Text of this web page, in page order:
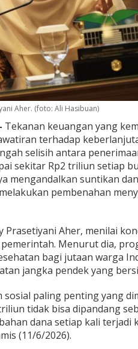
Aher. (foto: Ali Hasibuan)
Tekanan keuangan yang
terhadap
selisih antara
sekitar Rp2 triliun setiap
mengandalkan suntikan
pembenahan
Prasetiyani Aher, menilai
Menurut dia,
bagi jutaan warga
jangka pendek yang
sosial paling penting yang
tidak bisa dipandang
dana setiap kali terjadi
(11/6/2026).